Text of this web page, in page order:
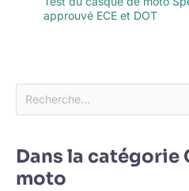
approuvé ECE et DOT
Dans la catégorie
moto